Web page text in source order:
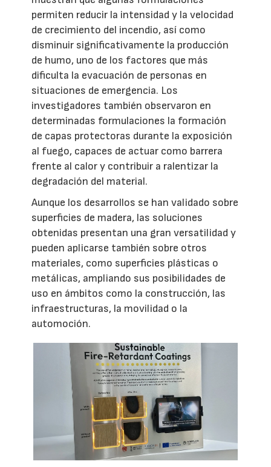
permiten reducir la intensidad y la velocidad
de crecimiento del incendio, así como
disminuir significativamente la producción
de humo, uno de los factores que más
dificulta la evacuación de personas en
situaciones de emergencia. Los
investigadores también observaron en
determinadas formulaciones la formación
de capas protectoras durante la exposición
al fuego, capaces de actuar como barrera
frente al calor y contribuir a ralentizar la
degradación del material.
Aunque los desarrollos se han validado sobre
superficies de madera, las soluciones
obtenidas presentan una gran versatilidad y
pueden aplicarse también sobre otros
materiales, como superficies plásticas o
metálicas, ampliando sus posibilidades de
uso en ámbitos como la construcción, las
infraestructuras, la movilidad o la
automoción.